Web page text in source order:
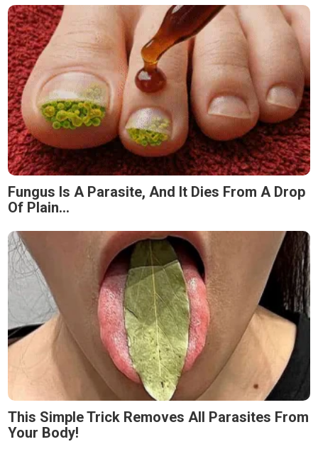
Fungus Is A Parasite, And It Dies From A Drop
Of Plain...
This Simple Trick Removes All Parasites From
Your Body!